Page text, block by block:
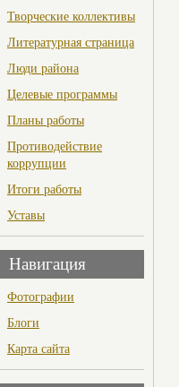
Творческие коллективы
Литературная страница
Люди района
Целевые программы
Планы работы
Противодействие
коррупции
Итоги работы
Уставы
Навигация
Фотографии
Блоги
Карта сайта